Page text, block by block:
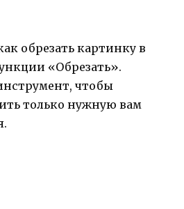
обрезать картинку в
«Обрезать».
чтобы
только нужную вам